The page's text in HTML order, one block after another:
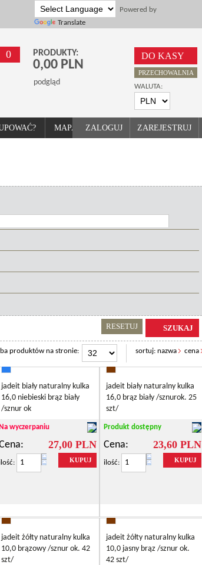
Powered by
Translate
0 DO KASY
PRZECHOWALNIA
WALUTA:
PRODUKTY:
0,00 PLN
podgląd
MAPA STRONY
ZALOGUJ ZAREJESTRUJ
SZUKAJ
RESETUJ
sortuj: nazwa cena
produktów na stronie:
jadeit biały naturalny kulka
16,0 niebieski brąz biały
/sznur ok
Na wyczerpaniu
27,00 PLN
KUPUJ
jadeit biały naturalny kulka
16,0 brąz biały /sznurok. 25
szt/
Produkt dostępny
Cena: 23,60 PLN
ilość: KUPUJ
jadeit żółty naturalny kulka
10,0 brązowy /sznur ok. 42
szt/
jadeit żółty naturalny kulka
10,0 jasny brąz /sznur ok.
42 szt/